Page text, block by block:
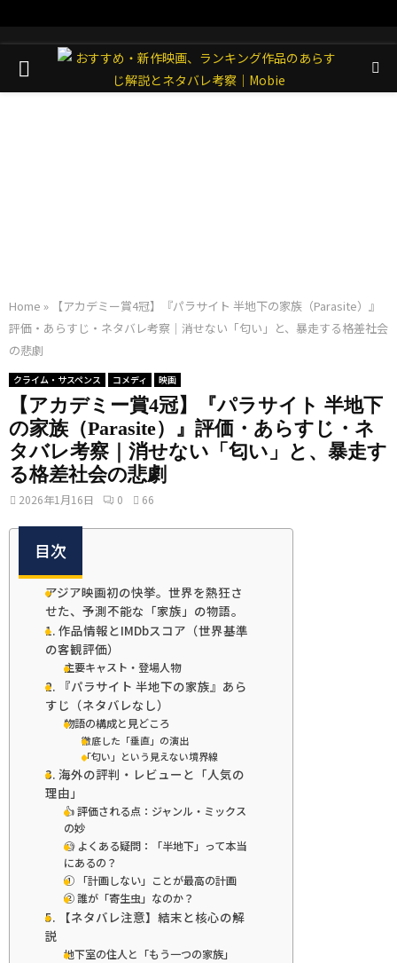
PRIMARY
Home »
【アカデミー賞4冠】『パラサイト 半地下の家族（Parasite）』
評価・あらすじ・ネタバレ考察｜消せない「匂い」と、暴走する格差社会
の悲劇
クライム・サスペンス コメディ 映画
【アカデミー賞4冠】『パラサイト 半地下
の家族（Parasite）』評価・あらすじ・ネ
タバレ考察｜消せない「匂い」と、暴走す
る格差社会の悲劇
2026年1月16日 0 66
目次
アジア映画初の快挙。世界を熱狂さ
せた、予測不能な「家族」の物語。
1. 作品情報とIMDbスコア（世界基準
の客観評価）
主要キャスト・登場人物
2. 『パラサイト 半地下の家族』あら
すじ（ネタバレなし）
物語の構成と見どころ
徹底した「垂直」の演出
「匂い」という見えない境界線
3. 海外の評判・レビューと「人気の
理由」
👍 評価される点：ジャンル・ミックス
の妙
🧐 よくある疑問：「半地下」って本当
にあるの？
① 「計画しない」ことが最高の計画
② 誰が「寄生虫」なのか？
5. 【ネタバレ注意】結末と核心の解
説
地下室の住人と「もう一つの家族」